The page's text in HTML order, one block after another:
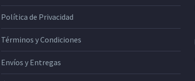
Política de Privacidad
Términos y Condiciones
Envíos y Entregas